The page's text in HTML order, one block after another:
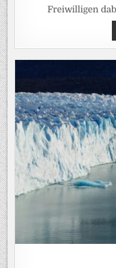
Freiwilligen